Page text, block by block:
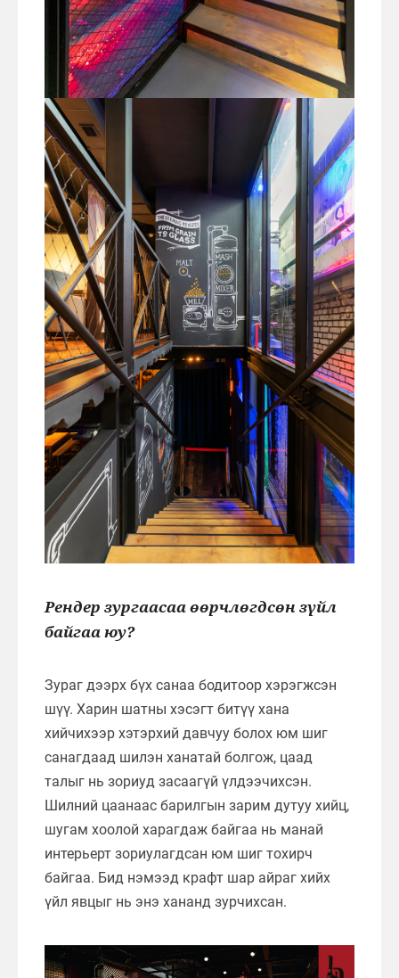
Рендер зургаасаа өөрчлөгдсөн зүйл
байгаа юу?
Зураг дээрх бүх санаа бодитоор хэрэгжсэн
шүү. Харин шатны хэсэгт битүү хана
хийчихээр хэтэрхий давчуу болох юм шиг
санагдаад шилэн ханатай болгож, цаад
талыг нь зориуд засаагүй үлдээчихсэн.
Шилний цаанаас барилгын зарим дутуу хийц,
шугам хоолой харагдаж байгаа нь манай
интерьерт зориулагдсан юм шиг тохирч
байгаа. Бид нэмээд крафт шар айраг хийх
үйл явцыг нь энэ хананд зурчихсан.